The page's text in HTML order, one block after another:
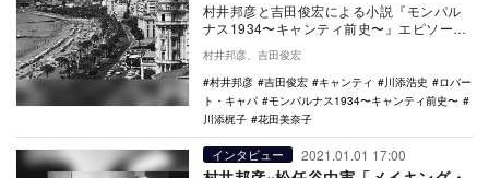
村井邦彦と吉田俊宏による小説『モンパル
ナス1934〜キャンティ前史〜』エピソード
1は、1971年1月のフランス・カンヌから幕
を開…
村井邦彦、吉田俊宏
村井邦彦
吉田俊宏 キャンティ 川添浩史
ロバー
ト・キャパ
モンパルナス1934〜キャンティ前史〜
川添梶子
花田美奈子
インタビュー 2021.01.01 17:00